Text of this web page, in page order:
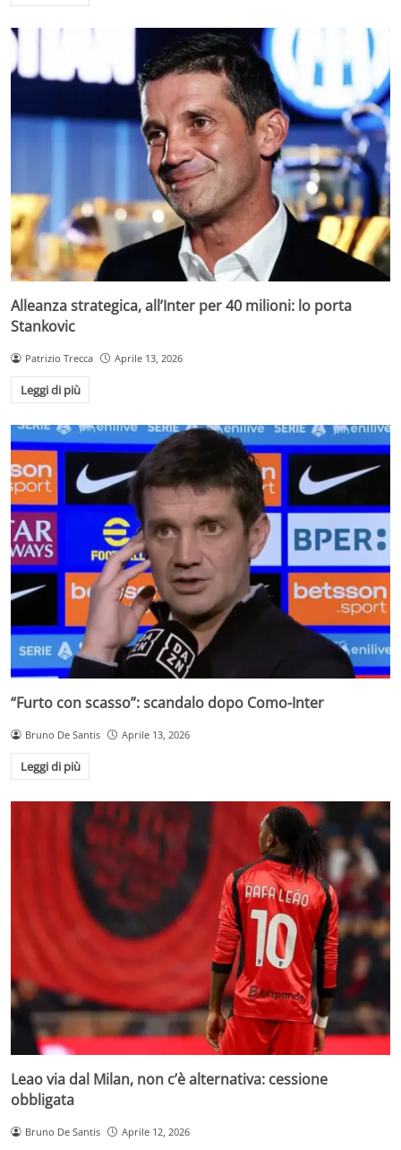
Alleanza strategica, all’Inter per 40 milioni: lo porta
Stankovic
Patrizio Trecca Aprile 13, 2026
Leggi di più
“Furto con scasso”: scandalo dopo Como-Inter
Bruno De Santis Aprile 13, 2026
Leggi di più
Leao via dal Milan, non c’è alternativa: cessione
obbligata
Bruno De Santis Aprile 12, 2026